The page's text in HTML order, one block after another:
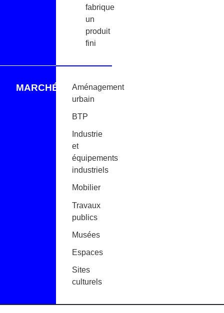
fabrique
un
produit
fini
MARCHÉS
Aménagement
urbain
BTP
Industrie
et
équipements
industriels
Mobilier
Travaux
publics
Musées
Espaces
Sites
culturels